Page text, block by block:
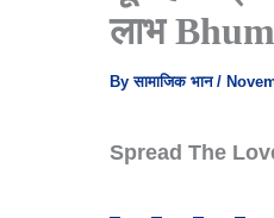
लाभ
Byसामाजिक भान /
Spread The